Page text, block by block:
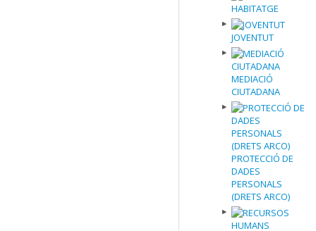
HABITATGE
JOVENTUT
MEDIACIÓ
CIUTADANA
PROTECCIÓ DE
DADES
PERSONALS
(DRETS ARCO)